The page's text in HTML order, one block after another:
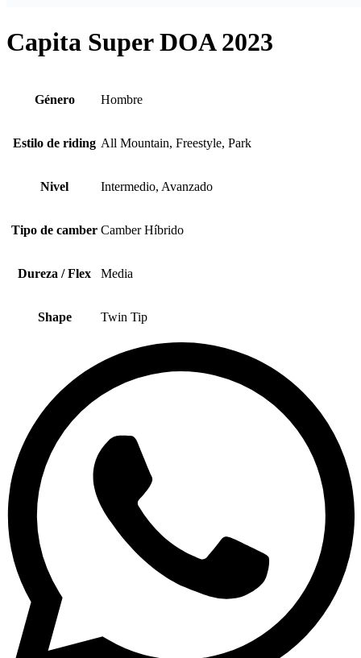
Capita Super DOA 2023
Género Hombre
Estilo de riding All Mountain, Freestyle, Park
Nivel Intermedio, Avanzado
Tipo de camber Camber Híbrido
Dureza / Flex Media
Shape Twin Tip